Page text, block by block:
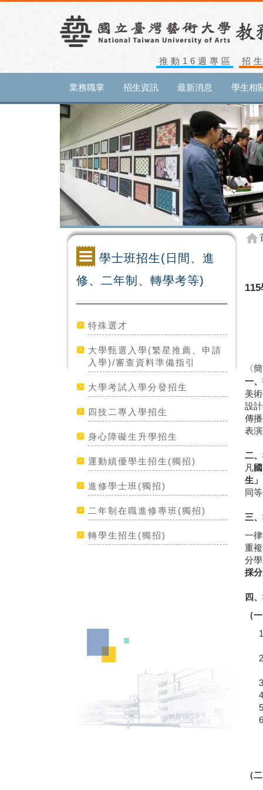
推動16週專區 招
業務職掌 招生資訊 最新消息 學生相
學士班招生(日間、進
修、二年制、轉學考等)
特殊選才
大學甄選入學(繁星推薦、申請
入學)/審查資料準備指引
大學考試入學分發招生
四技二專入學招生
身心障礙生升學招生
運動績優學生招生(獨招)
進修學士班(獨招)
二年制在職進修專班(獨招)
轉學生招生(獨招)
〈
一
美
設
傳
表
二
凡
生」
同
三
一
重
分
採
四
（
（